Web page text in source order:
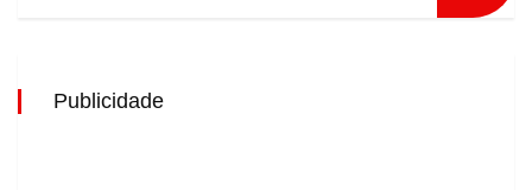
Publicidade